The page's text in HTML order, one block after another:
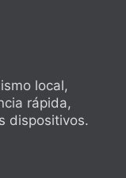
local,
rápida,
dispositivos.